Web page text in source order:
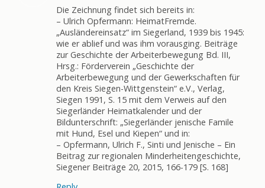
Die Zeichnung findet sich bereits in:
– Ulrich Opfermann: HeimatFremde.
„Ausländereinsatz“ im Siegerland, 1939 bis 1945:
wie er ablief und was ihm vorausging. Beiträge
zur Geschichte der Arbeiterbewegung Bd. III,
Hrsg.: Förderverein „Geschichte der
Arbeiterbewegung und der Gewerkschaften für
den Kreis Siegen-Wittgenstein“ e.V., Verlag,
Siegen 1991, S. 15 mit dem Verweis auf den
Siegerländer Heimatkalender und der
Bildunterschrift: „Siegerländer jenische Famile
mit Hund, Esel und Kiepen“ und in:
– Opfermann, Ulrich F., Sinti und Jenische – Ein
Beitrag zur regionalen Minderheitengeschichte,
Siegener Beiträge 20, 2015, 166-179 [S. 168]